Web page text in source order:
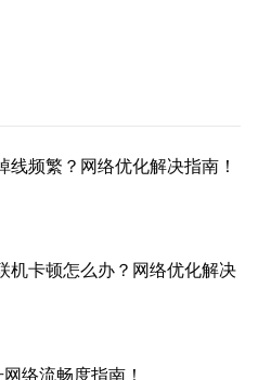
线频繁？网络优化解决指南！
机卡顿怎么办？网络优化解决
络流畅度指南！